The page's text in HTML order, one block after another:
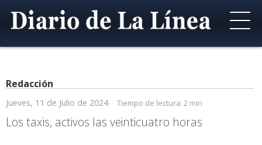
Redacción
Jueves, 11 de Julio de 2024 Tiempo de lectura: 2 min
Los taxis, activos las veinticuatro horas